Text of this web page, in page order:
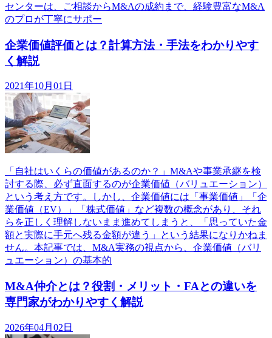
センターは、ご相談からM&Aの成約まで、経験豊富なM&A
のプロが丁寧にサポー
企業価値評価とは？計算方法・手法をわかりやす
く解説
2021年10月01日
「自社はいくらの価値があるのか？」M&Aや事業承継を検
討する際、必ず直面するのが企業価値（バリュエーション）
という考え方です。しかし、企業価値には「事業価値」「企
業価値（EV）」「株式価値」など複数の概念があり、それ
らを正しく理解しないまま進めてしまうと、「思っていた金
額と実際に手元へ残る金額が違う」という結果になりかねま
せん。本記事では、M&A実務の視点から、企業価値（バリ
ュエーション）の基本的
M&A仲介とは？役割・メリット・FAとの違いを
専門家がわかりやすく解説
2026年04月02日